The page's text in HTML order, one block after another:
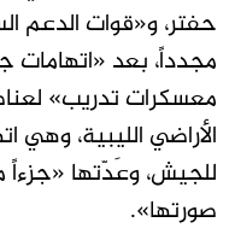
حفتر، و«قوات الدعم
مجدداً، بعد
معسكرات تدريب»
الأراضي الليبية، وهي
للجيش، وعَدّتها
صورتها».